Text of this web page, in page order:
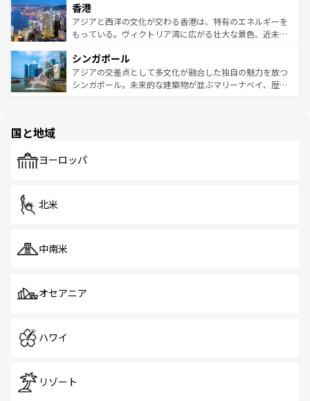
とつ。フォーやバインミー、ベトナムコーヒーなどは、ぜ
ひ現地で味わいたい。どの地域を訪れてもあたたかい人々
が旅行者を迎えてくれるので、きっと忘れられない旅にな
参照してほしい。
の活気が交差している。北部ではチェンマイなどの山岳地
帯で自然と触れ合い、南部ではプーケットやクラビの美し
いビーチでリゾート気分を楽しむことができる。タイ料理
激する。気候は一年中温暖で、どの季節にも異なる楽しみ
が待っている。親しみやすいタイの人々、仏教を中心とし
た文化、そして多様な観光資源が、訪れる旅人を魅了し続
香港
アジアと西洋の文化が交わる香港は、特有のエネルギーを
もっている。ヴィクトリア湾に広がる壮大な景色、近未来
み、どこを訪れても感動するはず。観光スポットが密集し
ており、効率よく見どころを回れるのも魅力。息をのむよ
うな絶景から文化的な体験まで、香港を存分に楽しみ尽く
シンガポール
アジアの交差点として多文化が融合した独自の魅力を放つ
シンガポール。未来的な建築物が並ぶマリーナベイ、歴史
で、ホーカーズは地元の風情を楽しめる外せないスポット
国と地域
ヨーロッパ
北米
中南米
オセアニア
ハワイ
リゾート